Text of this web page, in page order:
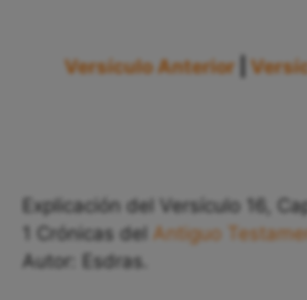
Versículo Anterior
Explicación del Versículo 16,
1 Crónicas del Antiguo
Autor: Esdras.